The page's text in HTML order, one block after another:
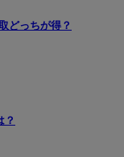
どっちが得？
？